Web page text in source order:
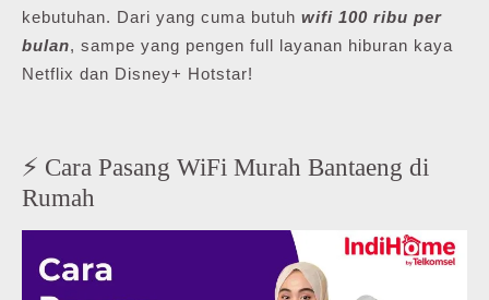
kebutuhan. Dari yang cuma butuh wifi 100 ribu per
bulan, sampe yang pengen full layanan hiburan kaya
Netflix dan Disney+ Hotstar!
⚡ Cara Pasang WiFi Murah Bantaeng di
Rumah